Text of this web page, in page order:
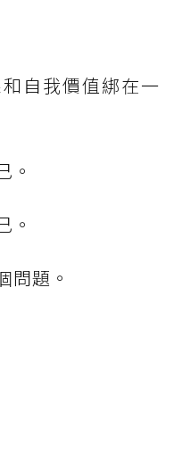
自我價值綁在一
。
。
問題。